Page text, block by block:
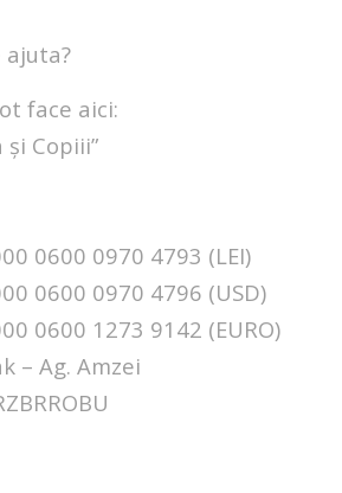
ajuta?
face aici:
și Copiii”
0600 0970 4793 (LEI)
0600 0970 4796 (USD)
0600 1273 9142 (EURO)
– Ag. Amzei